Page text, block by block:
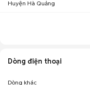
Huyện Hà Quảng
Dòng điện thoại
Dòng khác